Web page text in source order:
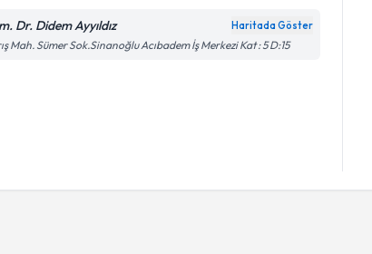
Dr. Didem Ayyıldız Haritada Göster
Mah. Sümer Sok.Sinanoğlu Acıbadem İş Merkezi Kat : 5 D:15